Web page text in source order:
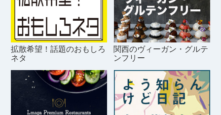
拡散希望！話題のおもしろ
ネタ
関西のヴィーガン・グルテ
ンフリー